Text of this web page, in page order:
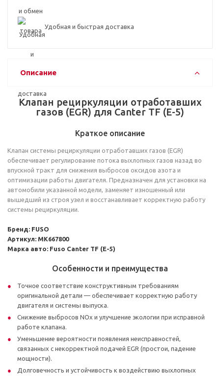
Удобная и быстрая доставка
Описание
Клапан рециркуляции отработавших
газов (EGR) для Canter TF (E-5)
Краткое описание
Клапан системы рециркуляции отработавших газов (EGR)
обеспечивает регулирование потока выхлопных газов назад во
впускной тракт для снижения выбросов оксидов азота и
оптимизации работы двигателя. Предназначен для установки на
автомобили указанной модели, заменяет изношенный или
вышедший из строя узел и восстанавливает корректную работу
системы рециркуляции.
Бренд: FUSO
Артикул: MK667800
Марка авто: Fuso Canter TF (E-5)
Особенности и преимущества
Точное соответствие конструктивным требованиям
оригинальной детали — обеспечивает корректную работу
двигателя и системы выпуска.
Снижение выбросов NOx и улучшение экологии при исправной
работе клапана.
Уменьшение вероятности появления неисправностей,
связанных с некорректной подачей EGR (простои, падение
мощности).
Долговечность и устойчивость к воздействию выхлопных